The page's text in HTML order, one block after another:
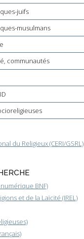
juifs
musulmans
communautés
du Religieux (CERI/GSRL)
BNF)
et de la Laïcité (IREL)